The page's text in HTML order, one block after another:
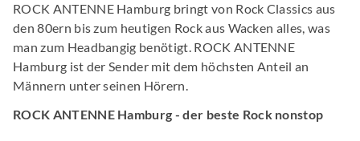
ROCK ANTENNE Hamburg bringt von Rock Classics aus
den 80ern bis zum heutigen Rock aus Wacken alles, was
man zum Headbangig benötigt. ROCK ANTENNE
Hamburg ist der Sender mit dem höchsten Anteil an
Männern unter seinen Hörern.
ROCK ANTENNE Hamburg - der beste Rock nonstop